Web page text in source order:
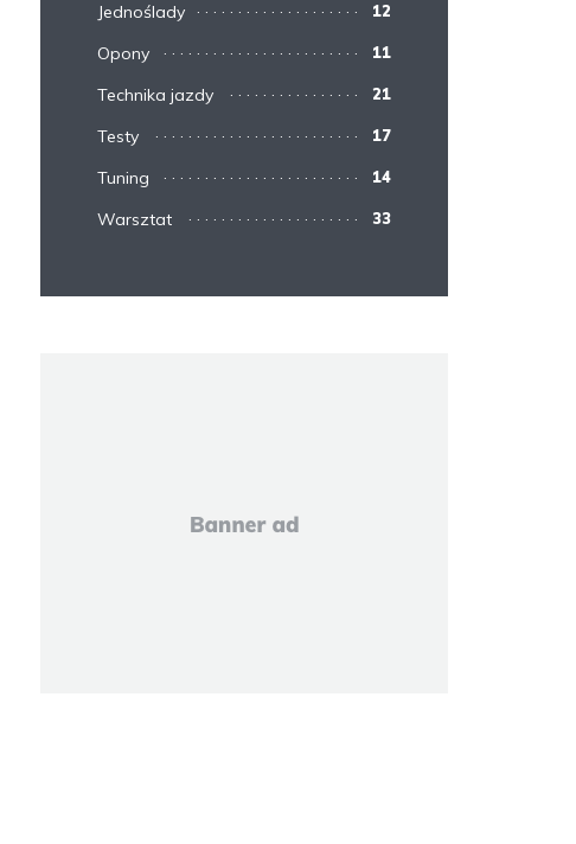
Jednoślady 12
Opony 11
Technika jazdy 21
Testy 17
Tuning 14
Warsztat 33